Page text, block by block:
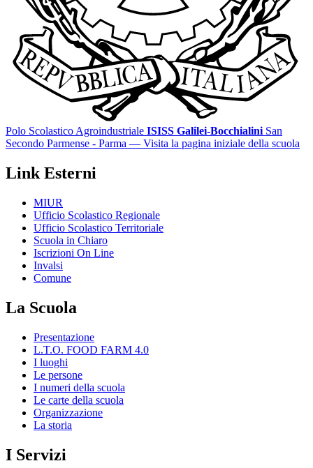
Polo Scolastico Agroindustriale ISISS Galilei-Bocchialini San
Secondo Parmense - Parma — Visita la pagina iniziale della scuola
Link Esterni
MIUR
Ufficio Scolastico Regionale
Ufficio Scolastico Territoriale
Scuola in Chiaro
Iscrizioni On Line
Invalsi
Comune
La Scuola
Presentazione
L.T.O. FOOD FARM 4.0
I luoghi
Le persone
I numeri della scuola
Le carte della scuola
Organizzazione
La storia
I Servizi